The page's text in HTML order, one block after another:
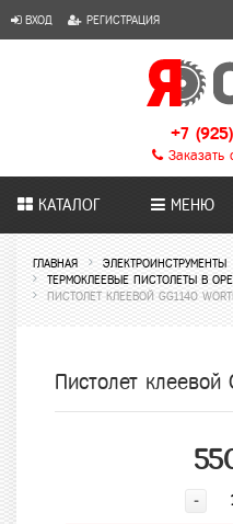
ВХОД РЕГИСТРАЦИЯ
+7
Заказать
КАТАЛОГ МЕНЮ
ГЛАВНАЯ
ЭЛЕКТРОИНСТРУМЕНТЫ
ТЕРМОКЛЕЕВЫЕ ПИСТОЛЕТЫ В
ПИСТОЛЕТ КЛЕЕВОЙ GG1140
Пистолет клеевой
-